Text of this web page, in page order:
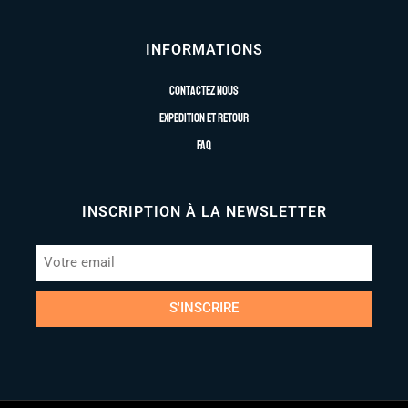
INFORMATIONS
Contactez nous
Expedition et retour
FAQ
INSCRIPTION À LA NEWSLETTER
S'INSCRIRE